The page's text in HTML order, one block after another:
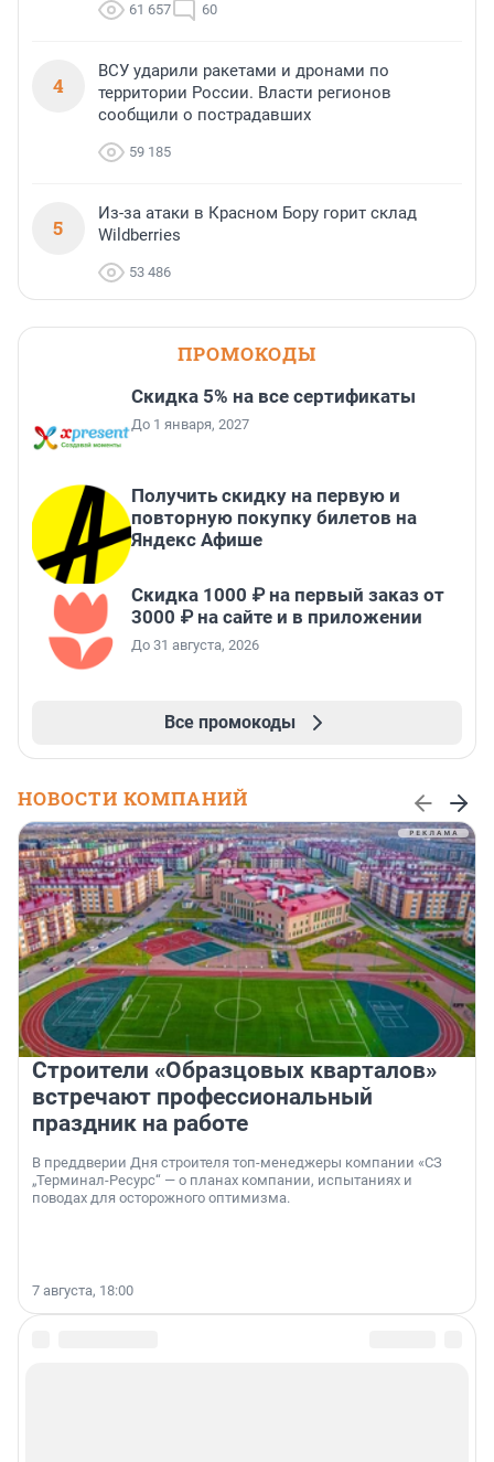
61 657 60
4
ВСУ ударили ракетами и дронами по
территории России. Власти регионов
сообщили о пострадавших
59 185
5
Из-за атаки в Красном Бору горит склад
Wildberries
53 486
ПРОМОКОДЫ
Скидка 5% на все сертификаты
До 1 января, 2027
Получить скидку на первую и
повторную покупку билетов на
Яндекс Афише
Скидка 1000 ₽ на первый заказ от
3000 ₽ на сайте и в приложении
До 31 августа, 2026
Все промокоды
НОВОСТИ КОМПАНИЙ
Строители «Образцовых кварталов»
встречают профессиональный
праздник на работе
В преддверии Дня строителя топ-менеджеры компании «СЗ
„Терминал-Ресурс“ — о планах компании, испытаниях и
поводах для осторожного оптимизма.
7 августа, 18:00